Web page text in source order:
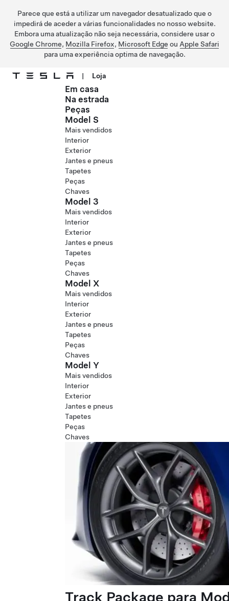
Parece que está a utilizar um navegador desatualizado que o
impedirá de aceder a várias funcionalidades no nosso website.
Embora uma atualização não seja necessária, considere usar o
Google Chrome, Mozilla Firefox, Microsoft Edge ou Apple Safari
para uma experiência optima de navegação.
Ir para o conteúdo principal
| Loja
Em casa
Na estrada
Peças
Model S
Mais vendidos
Interior
Exterior
Jantes e pneus
Tapetes
Peças
Chaves
Model 3
Mais vendidos
Interior
Exterior
Jantes e pneus
Tapetes
Peças
Chaves
Model X
Mais vendidos
Interior
Exterior
Jantes e pneus
Tapetes
Peças
Chaves
Model Y
Mais vendidos
Interior
Exterior
Jantes e pneus
Tapetes
Peças
Chaves
Track Package para